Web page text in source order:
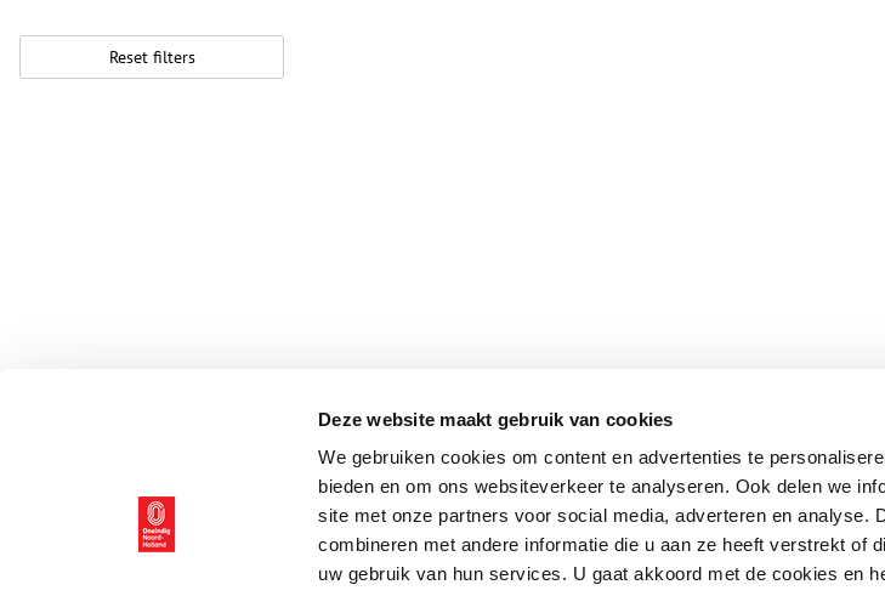
Deze website maakt gebruik van cookies
We gebruiken cookies om content en advertenties te
bieden en om ons websiteverkeer te analyseren. Ook delen we
site met onze partners voor social media, adverteren en analyse.
combineren met andere informatie die u aan ze heeft verstrekt of
uw gebruik van hun services. U gaat akkoord met de cookies en
Reset filters